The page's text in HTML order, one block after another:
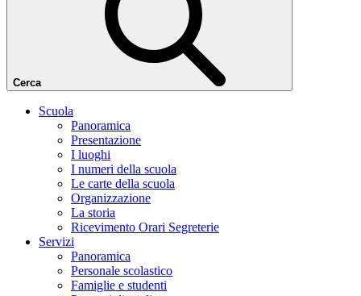
Cerca
Scuola
Panoramica
Presentazione
I luoghi
I numeri della scuola
Le carte della scuola
Organizzazione
La storia
Ricevimento Orari Segreterie
Servizi
Panoramica
Personale scolastico
Famiglie e studenti